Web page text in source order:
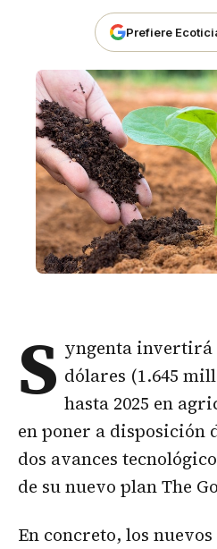
Prefiere
S yngenta invertirá
dólares (1.645
hasta 2025 en
en poner a disposición
dos avances
de su nuevo plan The
En concreto, los